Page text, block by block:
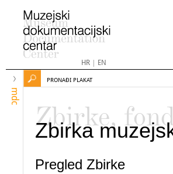
HR| EN
mdc
PRONAĐI PLAKAT
Zbirke,
Zbirka
Pregled Zbirke